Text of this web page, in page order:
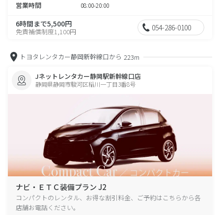
営業時間 08:00-20:00
6時間まで5,500円
免責補償制度1,100円 054-286-0100
トヨタレンタカー静岡新幹線口から 223m
Jネットレンタカー静岡駅新幹線口店
静岡県静岡市駿河区稲川一丁目3番8号
ナビ・ＥＴＣ装備プラン J2
コンパクトのレンタル、お得な割引料金、ご予約はこちらから各
店舗お電話ください。